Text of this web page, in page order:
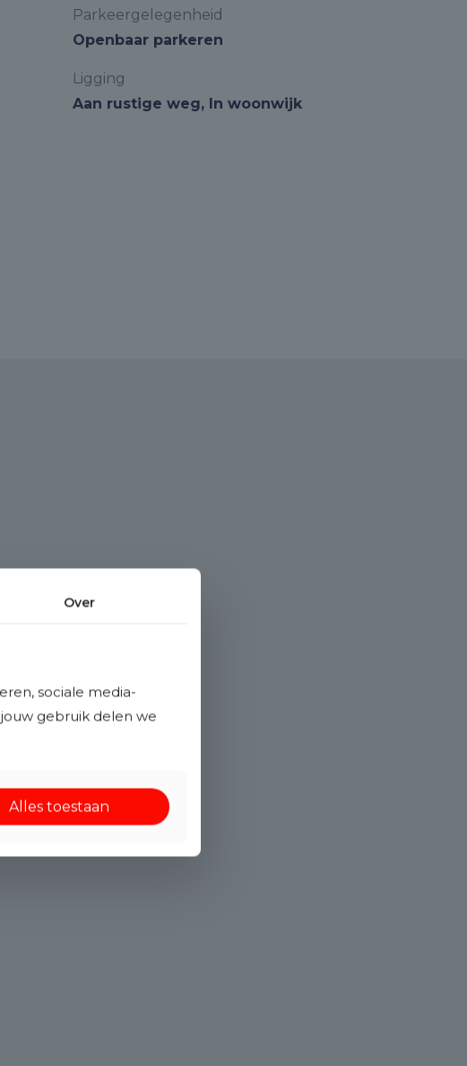
Parkeergelegenheid
Openbaar parkeren
Ligging
Aan rustige weg, In woonwijk
Over
sociale media-
gebruik delen we
Alles toestaan